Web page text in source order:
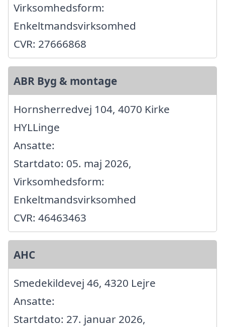
Virksomhedsform:
Enkeltmandsvirksomhed
CVR: 27666868
ABR Byg & montage
Hornsherredvej 104, 4070 Kirke
HYLLinge
Ansatte:
Startdato: 05. maj 2026,
Virksomhedsform:
Enkeltmandsvirksomhed
CVR: 46463463
AHC
Smedekildevej 46, 4320 Lejre
Ansatte:
Startdato: 27. januar 2026,